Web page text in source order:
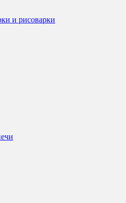
и рисоварки